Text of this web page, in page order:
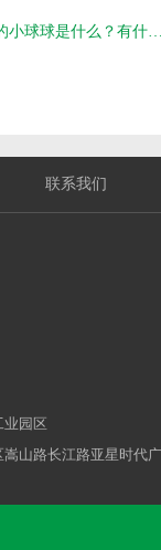
大型货车客车房车轮胎里的小球球是什么？有什么作用？轮胎平衡珠
联系我们
业园区
山路长江路亚星时代